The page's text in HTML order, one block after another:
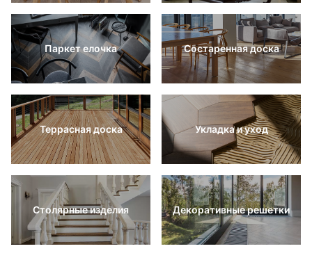
Паркет елочка Состаренная доска
Террасная доска Укладка и уход
Столярные изделия Декоративные решетки